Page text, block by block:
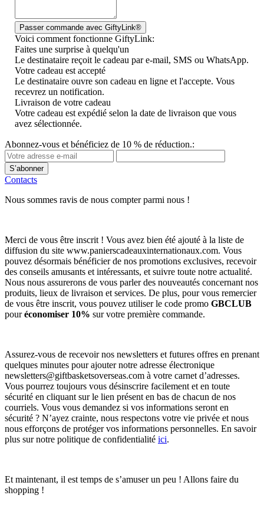
Voici comment fonctionne GiftyLink:
Faites une surprise à quelqu'un
Le destinataire reçoit le cadeau par e-mail, SMS ou WhatsApp.
Votre cadeau est accepté
Le destinataire ouvre son cadeau en ligne et l'accepte. Vous
recevrez un notification.
Livraison de votre cadeau
Votre cadeau est expédié selon la date de livraison que vous
avez sélectionnée.
Abonnez-vous et bénéficiez de 10 % de réduction.:
S’abonner
Contacts
Nous sommes ravis de nous compter parmi nous !
Merci de vous être inscrit ! Vous avez bien été ajouté à la liste de
diffusion du site www.panierscadeauxinternationaux.com. Vous
pouvez désormais bénéficier de nos promotions exclusives, recevoir
des conseils amusants et intéressants, et suivre toute notre actualité.
Nous nous assurerons de vous parler des nouveautés concernant nos
produits, lieux de livraison et services. De plus, pour vous remercier
de vous être inscrit, vous pouvez utiliser le code promo GBCLUB
pouréconomiser 10% sur votre première commande.
Assurez-vous de recevoir nos newsletters et futures offres en prenant
quelques minutes pour ajouter notre adresse électronique
newsletters@giftbasketsoverseas.com à votre carnet d’adresses.
Vous pourrez toujours vous désinscrire facilement et en toute
sécurité en cliquant sur le lien présent en bas de chacun de nos
courriels. Vous vous demandez si vos informations seront en
sécurité ? N’ayez crainte, nous respectons votre vie privée et nous
nous efforçons de protéger vos informations personnelles. En savoir
plus sur notre politique de confidentialité ici.
Et maintenant, il est temps de s’amuser un peu ! Allons faire du
shopping !